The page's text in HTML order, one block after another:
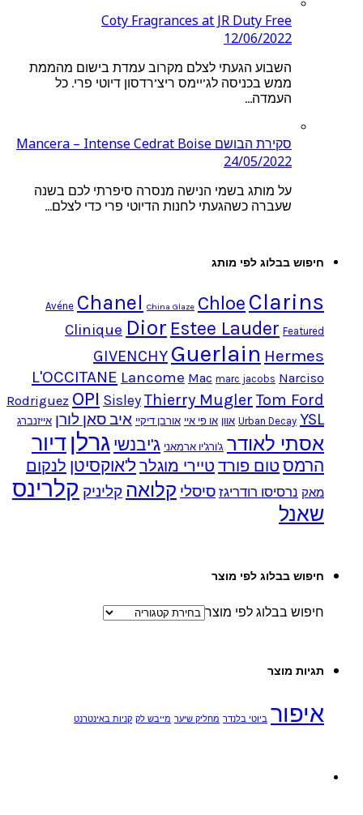
Coty Fragrances at JR Duty Free
12/06/2022
השבוע הגעתי לצלם מקרוב עמדת בישום מהממת
ממש בכניסה לג’יימס ריצ’רדסון דיוטי פרי. כל
העמדה…
סקירת הבושם Mancera – Intense Cedrat Boise
24/05/2022
על מותג בשמי הנישה מנסרה סיפרתי לכם בשנה
שעברה כשהגעתי לחנות הדיוטי פרי כדי לצלם…
חיפוש בבלוג לפי מותג
Avéne Chanel China Glaze Chloe Clarins
Clinique Dior Estee Lauder Featured
GIVENCHY Guerlain Hermes
L'OCCITANE Lancome Mac marc jacobs Narciso
Rodriguez OPI Sisley Thierry Mugler Tom Ford
Urban Decay YSL אוון או פי איי אורבן דיקיי איב סאן לורן אייזנברג
אסתי לאודר ג'ורג'יו ארמאני ג'יבנשי גרלןדיור
הרמס טום פורד טיירי מוגלרל'אוקסיטן לנקום
מאק נרסיסו רודריגז סיסלי קלואה קליניק קלרינס
שאנל
חיפוש בבלוג לפי מוצר
חיפוש בבלוג לפי מוצר
תגיות מוצר
איפור ביוטי בלנדר מחליק שיער מייבש לק קניות באינטרנט